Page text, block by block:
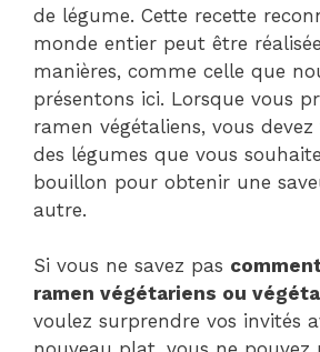
de légume. Cette recette
monde entier peut être
manières, comme celle que
présentons ici. Lorsque vous
ramen végétaliens, vous
des légumes que vous
bouillon pour obtenir une
autre.
Si vous ne savez pas
ramen végétariens ou
voulez surprendre vos invités